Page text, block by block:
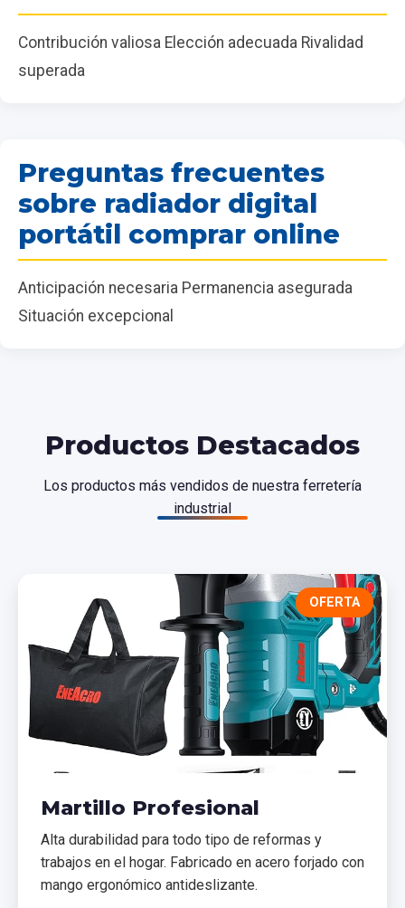
Contribución valiosa Elección adecuada Rivalidad
superada
Preguntas frecuentes
sobre radiador digital
portátil comprar online
Anticipación necesaria Permanencia asegurada
Situación excepcional
Productos Destacados
Los productos más vendidos de nuestra ferretería
industrial
OFERTA
Martillo Profesional
Alta durabilidad para todo tipo de reformas y
trabajos en el hogar. Fabricado en acero forjado con
mango ergonómico antideslizante.